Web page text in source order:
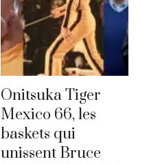
Onitsuka Tiger
Mexico 66, les
baskets qui
unissent Bruce